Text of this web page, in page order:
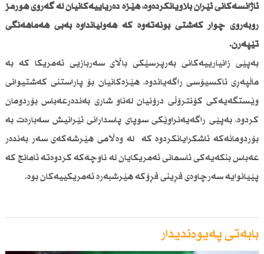
ئاژانسەكانی ئێران بڵاویانكردەوە، هێزە دەریاییەكانیان لە گەروی هورمز
روبەڕوی چوار كەشتی بونەتەوە كە هەوڵیانداوە بەبێ هەماهەنگی
تێپەڕن.
بەپێی زانیارییەكانی بەرپرسێكی باڵای سەربازیی ئەمریكا كە بە
ماڵپەڕی ئاكسیۆسی راگەیاندوە، هێزەكانیان بۆ پاراستنی كەشتیوانی
وێستگەیەكی كۆنترۆڵی درۆنیان لەناو شاری بەندەرعەباس بۆردومان
كردوە، بەپێی راگەیەنراوێكی سوپای پاسدارانی ئێرانیش سەبارەت بە
بۆردومانەكە ئاشكرایانكردوە كە لە وەڵامی هێرشەكەی سەر بەندەر
عەباس بنكەیەكی ئاسمانی ئەمریكایان لە ناوچەكە كردوەتە ئامانج كە
پێیانوایە سەرچاوەی فڕینی فڕۆكە هێرشبەرە ئەمریكییەكان بوە.
بابەتی پەیوەندیدار